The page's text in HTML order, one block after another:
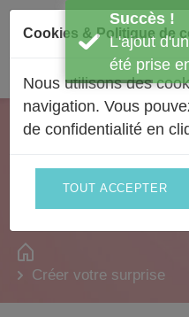
Passer au contenu
FacebookInstagram
Composer
Le labo
Créer votre surprise
Succès !
L'ajout
été prise
Cookies & Politique de
Nous utilisons des
navigation. Vous
de confidentialité en
TOUT ACCEPTER